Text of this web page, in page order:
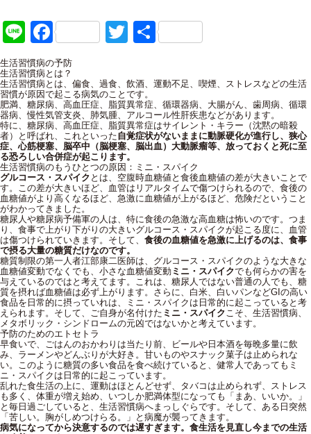
LineFacebookTwitter
共
生活習慣病の予防
生活習慣病とは？
生活習慣病とは、偏食、過食、飲酒、運動不足、喫煙、ストレスなどの生活
習慣が原因で起こる病気のことです。
肥満、糖尿病、高血圧症、脂質異常症、循環器病、大腸がん、歯周病、循環
器病、慢性気管支炎、肺気腫、アルコール性肝疾患などがあります。
特に、糖尿病、高血圧症、脂質異常症はサイレント・キラー（沈黙の暗殺
者）と呼ばれ、これといった自覚症状がないままに動脈硬化が進行し、狭心
症、心筋梗塞、脳卒中（脳梗塞、脳出血）大動脈瘤等、放っておくと死に至
る恐ろしい合併症が起こります。
生活習慣病のもうひとつの原因：ミニ・スパイク
グルコース・スパイク とは、空腹時血糖値と食後血糖値の差が大きいことで
す。この差が大きいほど、血管はリアルタイムで傷つけられるので、食後の
血糖値がより高くなるほど、急激に血糖値が上がるほど、危険だということ
がわかってきました。
糖尿人や糖尿病予備軍の人は、特に食後の急激な高血糖は怖いのです。つま
り、食事で上がり下がりの大きいグルコース・スパイクが起こる度に、血管
は傷つけられていきます。そして、 食後の血糖値を急激に上げるのは、食事
で摂る大量の糖質だけなのです。
糖質制限の第一人者江部康二医師は、グルコース・スパイクのような大きな
血糖値変動でなくでも、小さな血糖値変動 ミニ・スパイクでも何らかの害を
与えているのではと考えてます。これは、糖尿人ではない普通の人でも、糖
質を摂れば血糖値は必ず上がります。さらに、白米、白いパンなどGIの高い
食品を日常的に摂っていれは、ミニ・スパイクは日常的に起こっていると考
えられます。そして、ご自身が名付けた ミニ・スパイクこそ、生活習慣病、
メタボリック・シンドロームの元凶ではないかと考えています。
予防のためのエトセトラ
早食いで、ごはんのおかわりは当たり前、ビールや日本酒を毎晩多量に飲
み、ラーメンやどんぶりが大好き。甘いものやスナック菓子は止められな
い。このように糖質の多い食品を食べ続けていると、健常人であってもミ
ニ・スパイクは日常的に起こっています。
乱れた食生活の上に、運動はほとんどせず、タバコは止められず、ストレス
も多く、体重が増え始め、いつしか肥満体型になっても「まあ、いいか。」
と毎日過ごしていると、生活習慣病へまっしぐらです。そして、ある日突然
「苦しい。胸がしめつけらる。」と病魔が襲ってきます。
病気になってから決意するのでは遅すぎます。食生活を見直し今までの生活